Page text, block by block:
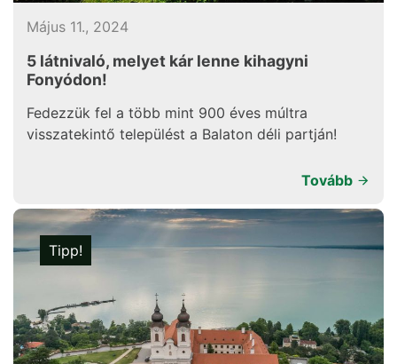
Május 11., 2024
5 látnivaló, melyet kár lenne kihagyni
Fonyódon!
Fedezzük fel a több mint 900 éves múltra
visszatekintő települést a Balaton déli partján!
Tovább
Tipp!